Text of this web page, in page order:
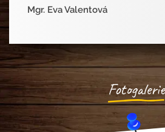
Mgr. Eva Valentová
Fotogalerie